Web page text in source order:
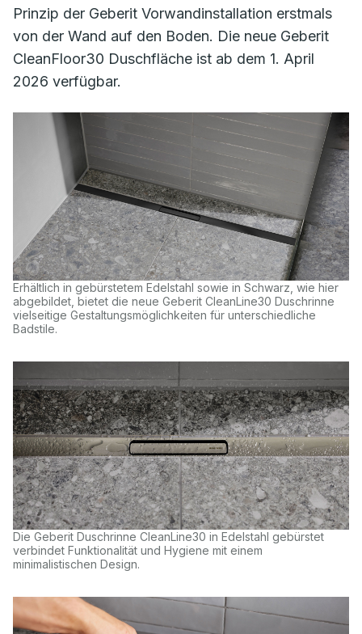
Prinzip der Geberit Vorwandinstallation erstmals
von der Wand auf den Boden. Die neue Geberit
CleanFloor30 Duschfläche ist ab dem 1. April
2026 verfügbar.
Erhältlich in gebürstetem Edelstahl sowie in Schwarz, wie hier
abgebildet, bietet die neue Geberit CleanLine30 Duschrinne
vielseitige Gestaltungsmöglichkeiten für unterschiedliche
Badstile.
Die Geberit Duschrinne CleanLine30 in Edelstahl gebürstet
verbindet Funktionalität und Hygiene mit einem
minimalistischen Design.